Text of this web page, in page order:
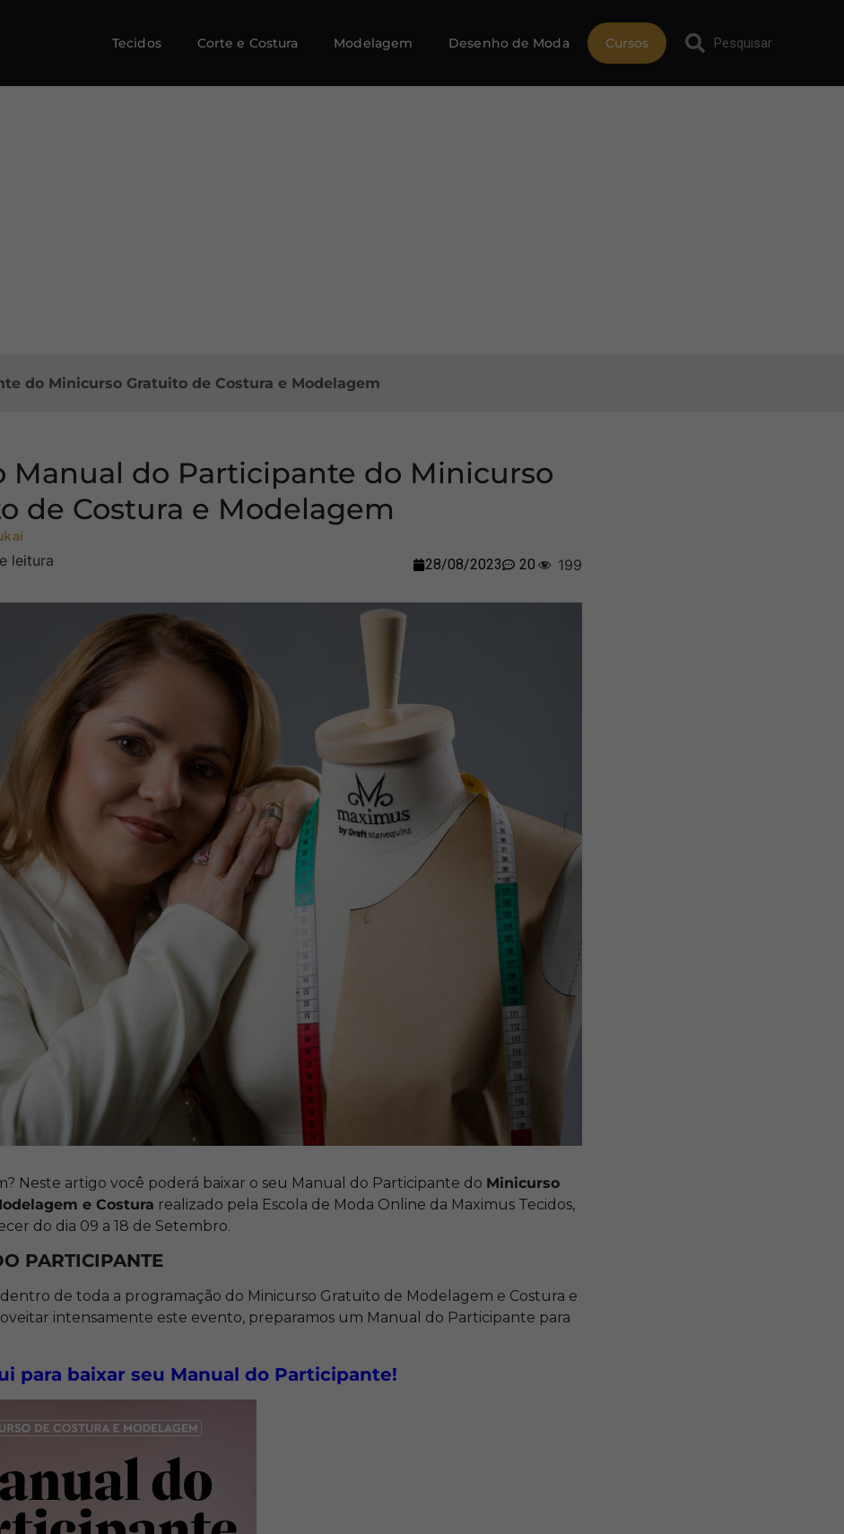
Tecidos Corte e Costura Modelagem Desenho de Moda Cursos
do Minicurso Gratuito de Costura e Modelagem
Manual do Participante do Minicurso
de Costura e Modelagem
28/08/2023 20 199
Neste artigo você poderá baixar o seu Manual do Participante do Minicurso
e Costura realizado pela Escola de Moda Online da Maximus Tecidos,
do dia 09 a 18 de Setembro.
PARTICIPANTE
de toda a programação do Minicurso Gratuito de Modelagem e Costura e
intensamente este evento, preparamos um Manual do Participante para
para baixar seu Manual do Participante!